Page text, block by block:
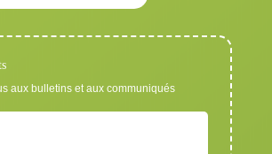
aux bulletins et aux communiqués